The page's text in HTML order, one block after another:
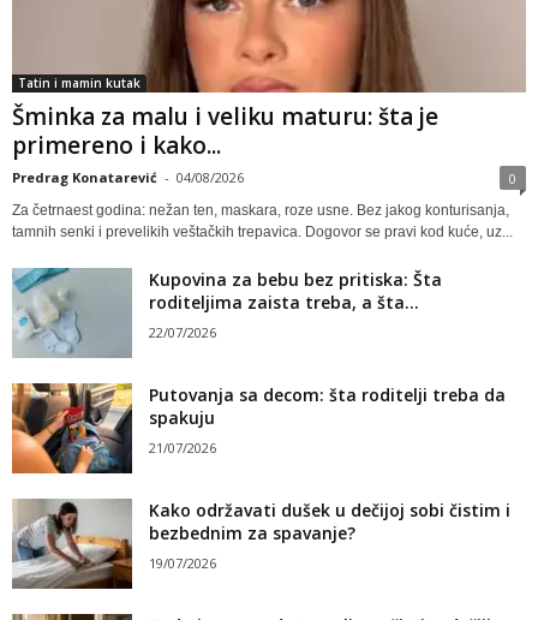
Tatin i mamin kutak
Šminka za malu i veliku maturu: šta je
primereno i kako...
Predrag Konatarević - 04/08/2026 0
Za četrnaest godina: nežan ten, maskara, roze usne. Bez jakog konturisanja,
tamnih senki i prevelikih veštačkih trepavica. Dogovor se pravi kod kuće, uz...
Kupovina za bebu bez pritiska: Šta
roditeljima zaista treba, a šta...
22/07/2026
Putovanja sa decom: šta roditelji treba da
spakuju
21/07/2026
Kako održavati dušek u dečijoj sobi čistim i
bezbednim za spavanje?
19/07/2026